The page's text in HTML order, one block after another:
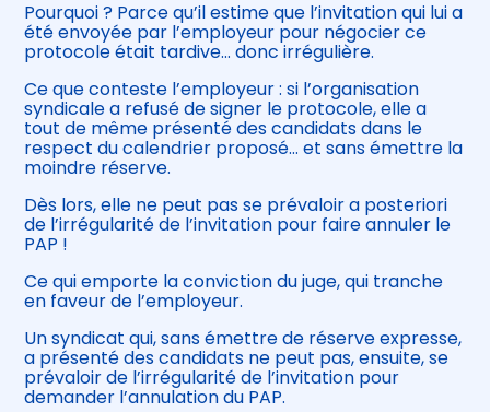
Pourquoi ? Parce qu’il estime que l’invitation qui lui a
été envoyée par l’employeur pour négocier ce
protocole était tardive… donc irrégulière.
Ce que conteste l’employeur : si l’organisation
syndicale a refusé de signer le protocole, elle a
tout de même présenté des candidats dans le
respect du calendrier proposé… et sans émettre la
moindre réserve.
Dès lors, elle ne peut pas se prévaloir a posteriori
de l’irrégularité de l’invitation pour faire annuler le
PAP !
Ce qui emporte la conviction du juge, qui tranche
en faveur de l’employeur.
Un syndicat qui, sans émettre de réserve expresse,
a présenté des candidats ne peut pas, ensuite, se
prévaloir de l’irrégularité de l’invitation pour
demander l’annulation du PAP.